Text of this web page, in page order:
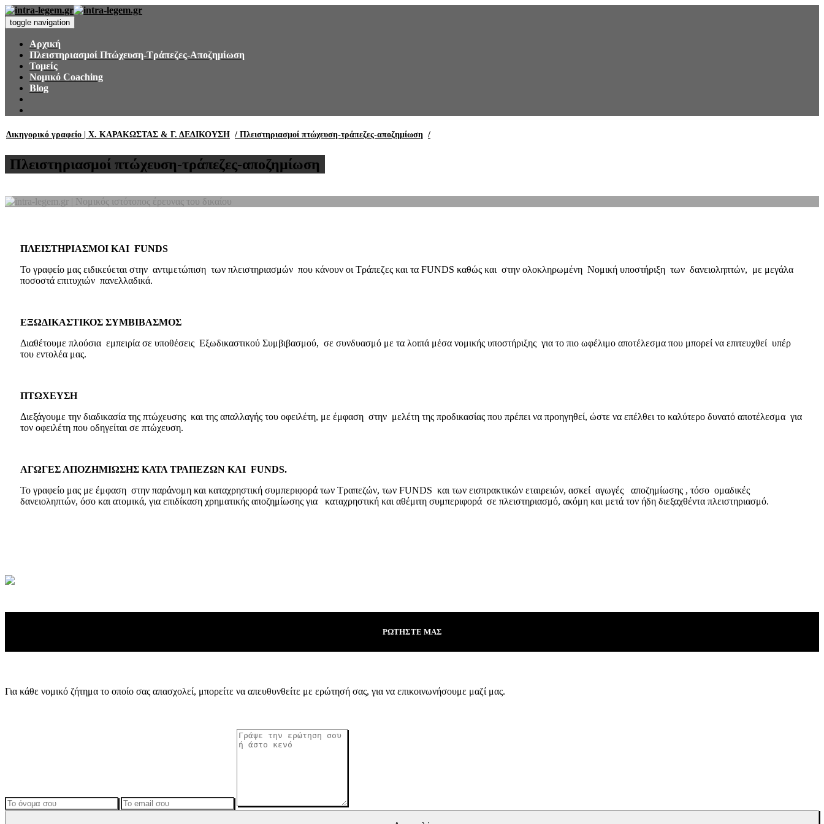
toggle navigation
Αρχική
Πλειστηριασμοί Πτώχευση-Τράπεζες-Αποζημίωση
Τομείς
Νομικό Coaching
Blog
Δικηγορικό γραφείο | Χ. ΚΑΡΑΚΩΣΤΑΣ & Γ. ΔΕΔΙΚΟΥΣΗ / Πλειστηριασμοί πτώχευση-τράπεζες-αποζημίωση /
Πλειστηριασμοί πτώχευση-τράπεζες-αποζημίωση
ΠΛΕΙΣΤΗΡΙΑΣΜΟΙ ΚΑΙ FUNDS
Το γραφείο μας ειδικεύεται στην αντιμετώπιση των πλειστηριασμών που κάνουν οι Τράπεζες και τα FUNDS καθώς και στην ολοκληρωμένη Νομική υποστήριξη των δανειοληπτών, με μεγάλα
ποσοστά επιτυχιών πανελλαδικά.
ΕΞΩΔΙΚΑΣΤΙΚΟΣ ΣΥΜΒΙΒΑΣΜΟΣ
Διαθέτουμε πλούσια εμπειρία σε υποθέσεις Εξωδικαστικού Συμβιβασμού, σε συνδυασμό με τα λοιπά μέσα νομικής υποστήριξης για το πιο ωφέλιμο αποτέλεσμα που μπορεί να επιτευχθεί υπέρ
του εντολέα μας.
ΠΤΩΧΕΥΣΗ
Διεξάγουμε την διαδικασία της πτώχευσης και της απαλλαγής του οφειλέτη, με έμφαση στην μελέτη της προδικασίας που πρέπει να προηγηθεί, ώστε να επέλθει το καλύτερο δυνατό αποτέλεσμα για
τον οφειλέτη που οδηγείται σε πτώχευση.
ΑΓΩΓΕΣ ΑΠΟΖΗΜΙΩΣΗΣ ΚΑΤΑ ΤΡΑΠΕΖΩΝ ΚΑΙ FUNDS.
Το γραφείο μας με έμφαση στην παράνομη και καταχρηστική συμπεριφορά των Τραπεζών, των FUNDS και των εισπρακτικών εταιρειών, ασκεί αγωγές αποζημίωσης , τόσο ομαδικές
δανειοληπτών, όσο και ατομικά, για επιδίκαση χρηματικής αποζημίωσης για καταχρηστική και αθέμιτη συμπεριφορά σε πλειστηριασμό, ακόμη και μετά τον ήδη διεξαχθέντα πλειστηριασμό.
ΡΩΤΗΣΤΕ ΜΑΣ
Για κάθε νομικό ζήτημα το οποίο σας απασχολεί, μπορείτε να απευθυνθείτε με ερώτησή σας, για να επικοινωνήσουμε μαζί μας.